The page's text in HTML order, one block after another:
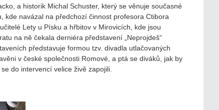
a historik Michal Schuster, který se věnuje současné
kde navázal na předchozí činnost profesora Ctibora
Lety u Písku a hřbitov v Mirovicích, kde jsou
na ně čekala derniéra představení „Neprojdeš“
představuje formou tzv. divadla utlačovaných
v české společnosti Romové, a ptá se diváků, jak by
do intervencí velice živě zapojili.